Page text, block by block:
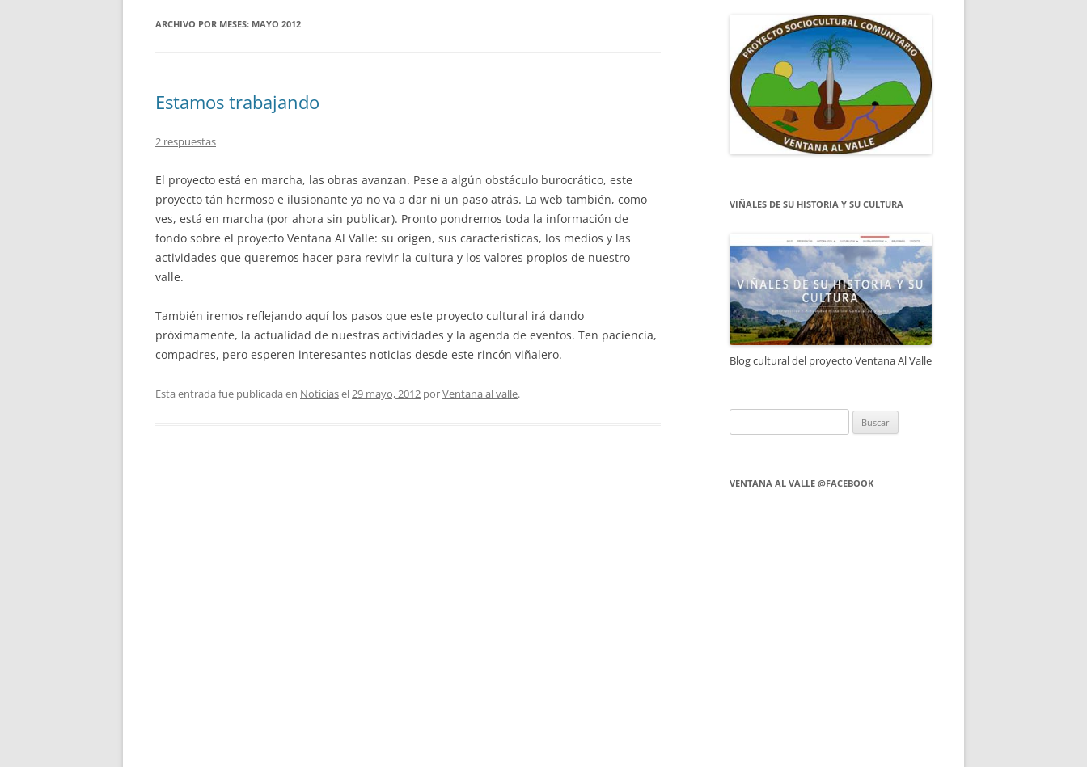
ARCHIVO POR MESES: MAYO 2012
Estamos trabajando
2 respuestas
El proyecto está en marcha, las obras avanzan. Pese a algún obstáculo burocrático, este
proyecto tán hermoso e ilusionante ya no va a dar ni un paso atrás. La web también, como
ves, está en marcha (por ahora sin publicar). Pronto pondremos toda la información de
fondo sobre el proyecto Ventana Al Valle: su origen, sus características, los medios y las
actividades que queremos hacer para revivir la cultura y los valores propios de nuestro
valle.
También iremos reflejando aquí los pasos que este proyecto cultural irá dando
próximamente, la actualidad de nuestras actividades y la agenda de eventos. Ten paciencia,
compadres, pero esperen interesantes noticias desde este rincón viñalero.
Esta entrada fue publicada en Noticiasel29 mayo, 2012 porVentana al valle.
VIÑALES DE SU HISTORIA Y SU CULTURA
Blog cultural del proyecto Ventana Al Valle
VENTANA AL VALLE @FACEBOOK